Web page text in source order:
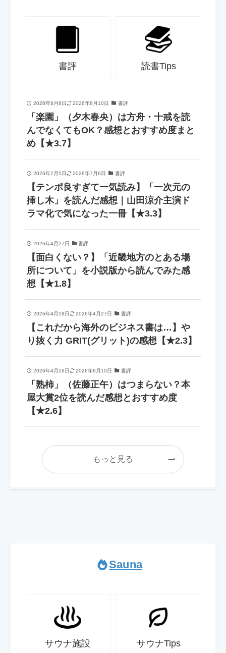
書評 読書Tips
2026年8月8日 2026年8月10日 書評
「楽園」（夕木春央）は方舟・十戒を読
んでなくてもOK？感想とおすすめ度まと
め【★3.7】
2026年7月5日 2026年7月6日 書評
【テンポ良すぎて一気読み】「一次元の
挿し木」を読んだ感想｜山田涼介主演ド
ラマ化で気になった一冊【★3.3】
2026年4月27日 書評
【面白くない？】「近畿地方のとある場
所について」を小説版から読んでみた感
想【★1.8】
2026年4月18日 2026年4月27日 書評
【これだから海外のビジネス書は…】や
り抜く力 GRIT(グリット)の感想【★2.3】
2026年4月16日 2026年8月10日 書評
「熟柿」（佐藤正午）はつまらない？本
屋大賞2位を読んだ感想とおすすめ度
【★2.6】
もっと見る
Sauna
サウナ施設 サウナTips